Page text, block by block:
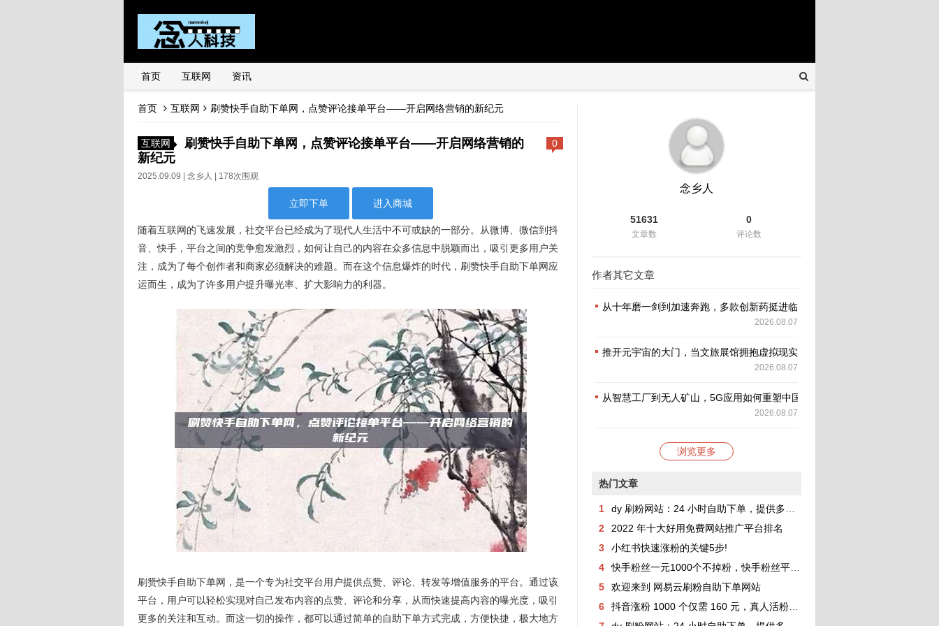
首页 互联网 资讯
首页 互联网 刷赞快手自助下单网，点赞评论接单平台——开启网络营销的新纪元
互联网 0
刷赞快手自助下单网，点赞评论接单平台——开启网络营销的
新纪元
2025.09.09 | 念乡人 | 178次围观
立即下单 进入商城
随着互联网的飞速发展，社交平台已经成为了现代人生活中不可或缺的一部分。从微博、微信到抖
音、快手，平台之间的竞争愈发激烈，如何让自己的内容在众多信息中脱颖而出，吸引更多用户关
注，成为了每个创作者和商家必须解决的难题。而在这个信息爆炸的时代，刷赞快手自助下单网应
运而生，成为了许多用户提升曝光率、扩大影响力的利器。
刷赞快手自助下单网，是一个专为社交平台用户提供点赞、评论、转发等增值服务的平台。通过该
平台，用户可以轻松实现对自己发布内容的点赞、评论和分享，从而快速提高内容的曝光度，吸引
更多的关注和互动。而这一切的操作，都可以通过简单的自助下单方式完成，方便快捷，极大地方
念乡人
51631
文章数
0
评论数
作者其它文章
从十年磨一剑到加速奔跑，多款创新药挺进临床，解码生物医药研发的中国速
2026.08.07
推开元宇宙的大门，当文旅展馆拥抱虚拟现实，我们该如何安放身与心？
2026.08.07
从智慧工厂到无人矿山，5G应用如何重塑中国工业的底层逻辑
2026.08.07
浏览更多
热门文章
1
dy 刷粉网站：24 小时自助下单，提供多种 QQ 业务服务，助你成为网红
2
2022 年十大好用免费网站推广平台排名
3
小红书快速涨粉的关键5步!
4
快手粉丝一元1000个不掉粉，快手粉丝平台 网站免费，小白进来看看，教你如何快速涨粉1000，其实很简单！
5
欢迎来到 网易云刷粉自助下单网站
6
抖音涨粉 1000 个仅需 160 元，真人活粉助力账号价值提升